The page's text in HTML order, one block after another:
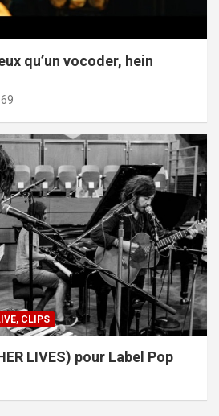
qu’un vocoder, hein
CLIPS
LIVES) pour Label Pop